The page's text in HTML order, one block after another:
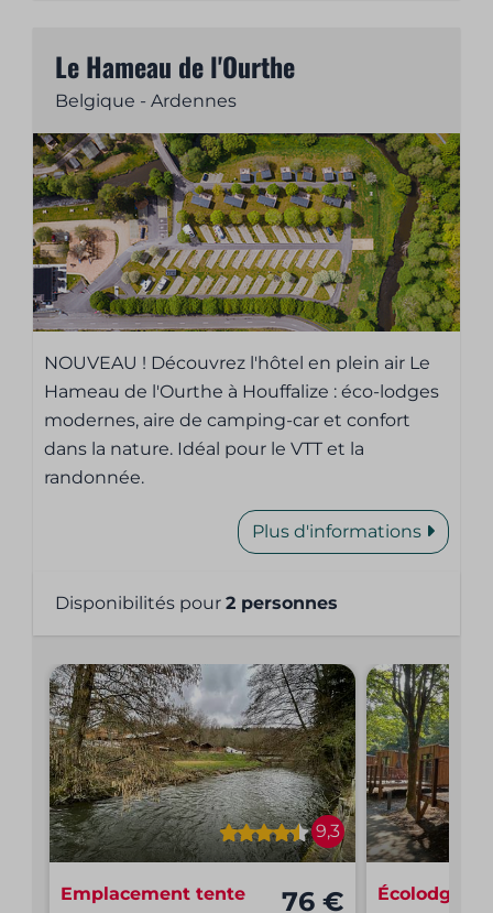
Le Hameau de l'Ourthe
Belgique - Ardennes
NOUVEAU ! Découvrez l'hôtel en plein air Le
Hameau de l'Ourthe à Houffalize : éco-lodges
modernes, aire de camping-car et confort
dans la nature. Idéal pour le VTT et la
randonnée.
Plus d'informations
Disponibilités pour2 personnes
9,3
76 €
Emplacement tente
Écolodge | 2